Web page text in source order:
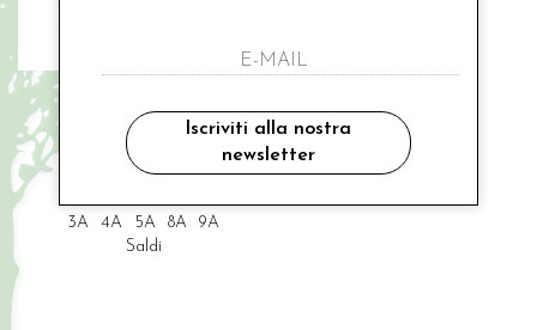
abitino mezza manica fiorellini
€ 73.00
3A 4A 5A 8A
9A
Saldi
Iscriviti alla nostra
newsletter